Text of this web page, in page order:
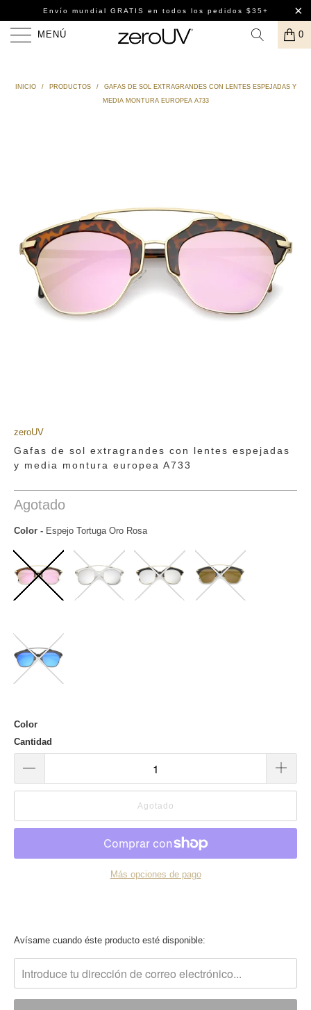
Envío mundial GRATIS en todos los pedidos $35+
MENÚ 0
INICIO / PRODUCTOS /
GAFAS DE SOL EXTRAGRANDES CON LENTES ESPEJADAS Y
MEDIA MONTURA EUROPEA A733
zeroUV
Gafas de sol extragrandes con lentes espejadas
y media montura europea A733
Agotado
Color - Espejo Tortuga Oro Rosa
Color
Cantidad
Agotado
Más opciones de pago
Translation
es.products.notify_form.description:
Avísame cuando éste producto esté disponible: